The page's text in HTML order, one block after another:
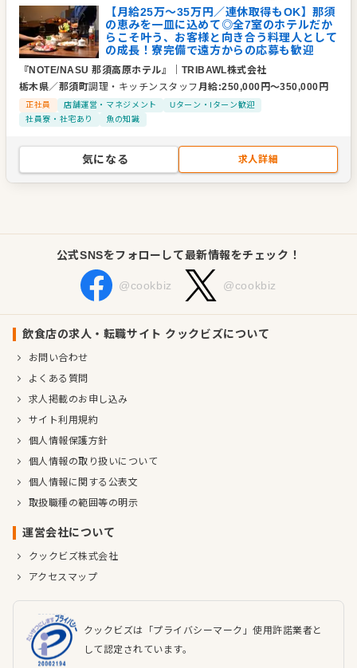
フが腕をふるう料理の香り。五感で楽しむ上質な時間をお客様
にお届けしています。
■お客様一人ひとりと向き合う、丁寧な仕事を大切に
私たちが大切にしているのは、お客様一人ひとりに寄り添った
おもてなしです。レストランで提供する料理も、流れ作業のよ
うな大量調理ではありません。一皿一皿に心を込め、素材の魅
力を最大限に引き出す。そんな丁寧な仕事ができる環境が、こ
こにはあります。
くりにも注力しながら、那須という土地の魅力を発信し、訪れ
るすべての方に感動をお届けできる企業でありたいと考えてい
企業情報
事業内容
顔認証・画像解析事業
AI声帯解析事業・網膜解析事業
ロボティクス事業
代表者 代表取締役 山本 雄一郎
事業所
東京都千代田区丸の内2丁目4番1号丸の内ビルディング 28F
xLINK丸ビル個室No.21
【月給25万～35万円／連休取得もOK】那須
の恵みを一皿に込めて◎全7室のホテルだか
らこそ叶う、お客様と向き合う料理人として
の成長！寮完備で遠方からの応募も歓迎
『NOTE/NASU 那須高原ホテル』
TRIBAWL株式会社
栃木県／那須町調理・キッチンスタッフ月給:250,000 円〜350,000 円
正社員 店舗運営・マネジメント
Uターン・Iターン歓迎
社員寮・社宅あり
魚の知識
気になる 求人詳細
公式SNSをフォローして最新情報をチェック！
@cookbiz @cookbiz
飲食店の求人・転職サイト クックビズについて
お問い合わせ
よくある質問
求人掲載のお申し込み
サイト利用規約
個人情報保護方針
個人情報の取り扱いについて
個人情報に関する公表文
取扱職種の範囲等の明示
運営会社について
クックビズ株式会社
アクセスマップ
クックビズは「プライバシーマーク」使用許諾業者と
して認定されています。